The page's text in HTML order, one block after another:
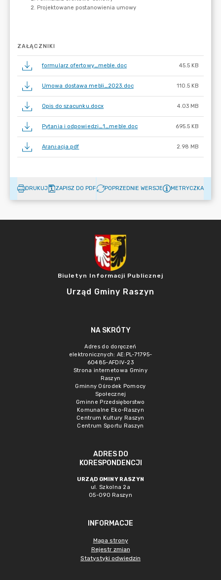
ZAŁĄCZNIKI
formularz ofertowy_meble.doc 45.5 KB
Umowa dostawa mebli_2023.doc 110.5 KB
Opis do szacunku.docx 4.03 MB
Pytania i odpowiedzi_1_meble.doc 695.5 KB
Aranżacja.pdf 2.98 MB
DRUKUJ ZAPISZ DO PDF POPRZEDNIE WERSJE METRYCZKA
Biuletyn Informacji Publicznej
Urząd Gminy Raszyn
NA SKRÓTY
Adres do doręczeń
elektronicznych: AE:PL-71795-
60485-AFDIV-23
Strona internetowa Gminy
Raszyn
Gminny Ośrodek Pomocy
Społecznej
Gminne Przedsięborstwo
Komunalne Eko-Raszyn
Centrum Kultury Raszyn
Centrum Sportu Raszyn
ADRES DO
KORESPONDENCJI
URZĄD GMINY RASZYN
ul. Szkolna 2a
05-090 Raszyn
INFORMACJE
Mapa strony
Rejestr zmian
Statystyki odwiedzin